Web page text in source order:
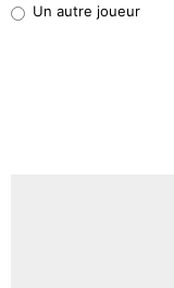
9%
Un autre joueur